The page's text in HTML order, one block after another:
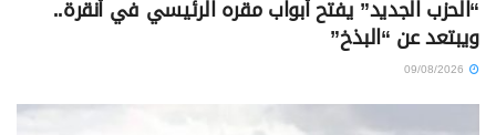
“الحزب الجديد” يفتح أبواب مقره الرئيسي في أنقرة..
ويبتعد عن “البذخ”